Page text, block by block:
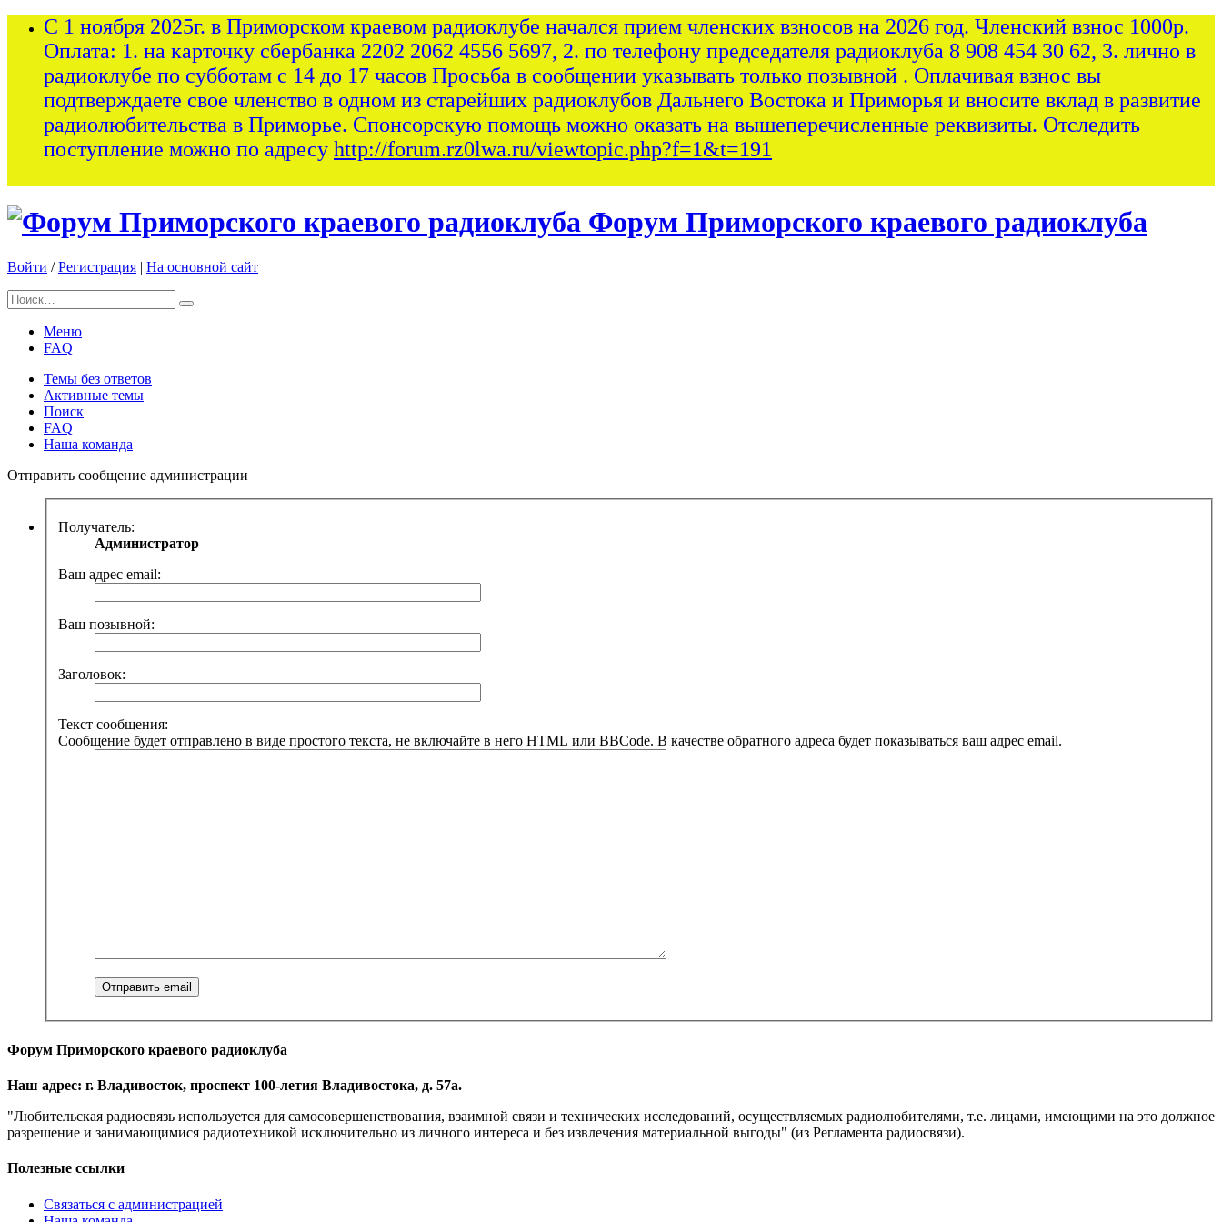
С 1 ноября 2025г. в Приморском краевом радиоклубе начался прием членских взносов на 2026 год. Членский взнос 1000р.
Оплата: 1. на карточку сбербанка 2202 2062 4556 5697, 2. по телефону председателя радиоклуба 8 908 454 30 62, 3. лично в
радиоклубе по субботам с 14 до 17 часов Просьба в сообщении указывать только позывной . Оплачивая взнос вы
подтверждаете свое членство в одном из старейших радиоклубов Дальнего Востока и Приморья и вносите вклад в развитие
радиолюбительства в Приморье. Спонсорскую помощь можно оказать на вышеперечисленные реквизиты. Отследить
поступление можно по адресу http://forum.rz0lwa.ru/viewtopic.php?f=1&t=191
Форум Приморского краевого радиоклуба
Войти /Регистрация | На основной сайт
Меню
FAQ
Темы без ответов
Активные темы
Поиск
FAQ
Наша команда
Отправить сообщение администрации
Получатель:
Администратор
Ваш адрес email:
Ваш позывной:
Заголовок:
Текст сообщения:
Сообщение будет отправлено в виде простого текста, не включайте в него HTML или BBCode. В качестве обратного адреса будет показываться ваш адрес email.
Форум Приморского краевого радиоклуба
Наш адрес: г. Владивосток, проспект 100-летия Владивостока, д. 57а.
"Любительская радиосвязь используется для самосовершенствования, взаимной связи и технических исследований, осуществляемых радиолюбителями, т.е. лицами, имеющими на это должное
разрешение и занимающимися радиотехникой исключительно из личного интереса и без извлечения материальной выгоды" (из Регламента радиосвязи).
Полезные ссылки
Связаться с администрацией